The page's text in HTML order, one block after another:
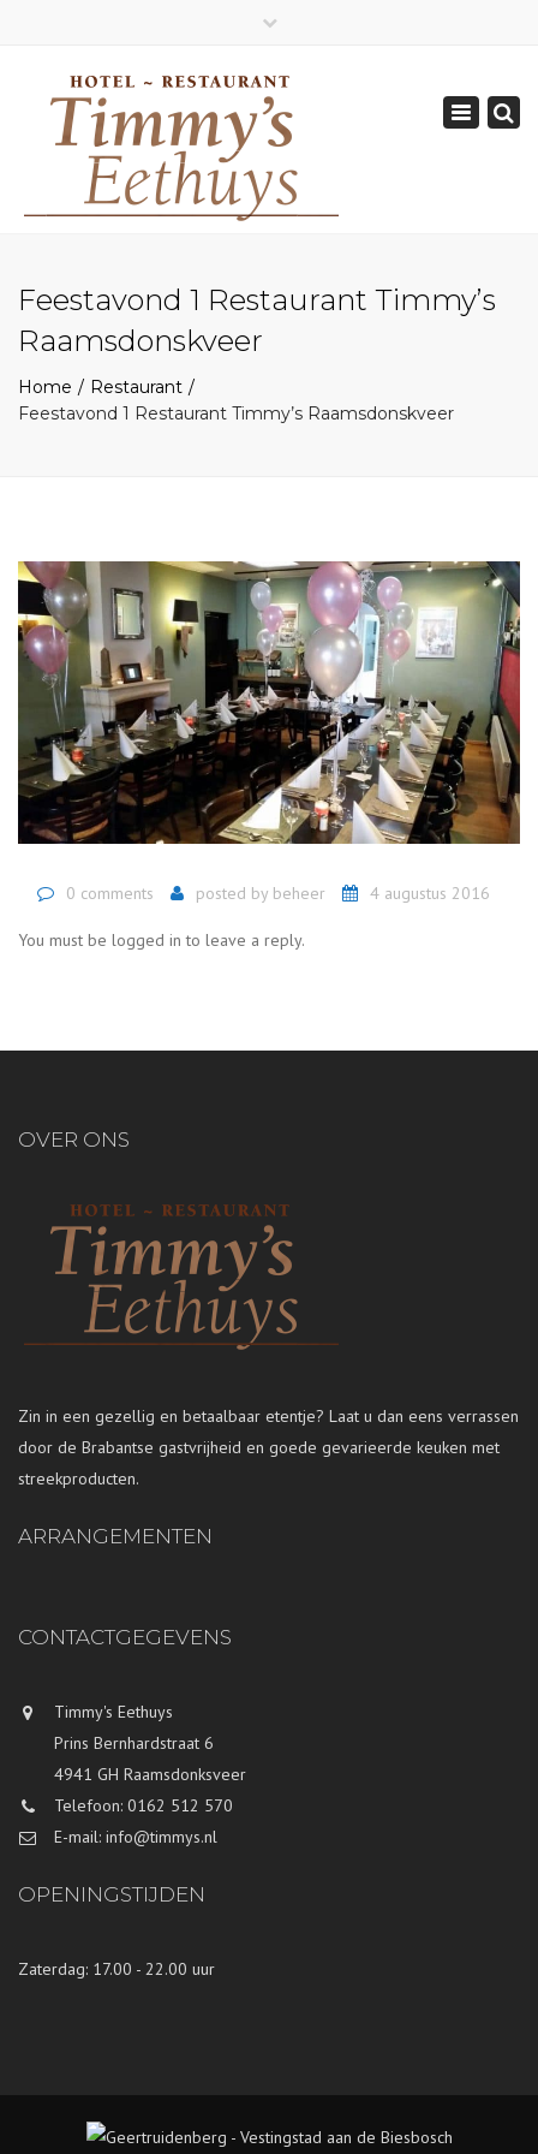
Geopend van Zaterdag: 17.00 - 22.00 uur
0162-512570
info@timmys.nl
Toggle
Feestavond 1 Restaurant Timmy’s
Raamsdonskveer
Home
Restaurant
Feestavond 1 Restaurant Timmy’s Raamsdonskveer
0 comments posted by beheer 4 augustus 2016
You must be logged in to leave a reply.
OVER ONS
Zin in een gezellig en betaalbaar etentje? Laat u dan eens verrassen
door de Brabantse gastvrijheid en goede gevarieerde keuken met
streekproducten.
ARRANGEMENTEN
CONTACTGEGEVENS
Timmy's Eethuys
Prins Bernhardstraat 6
4941 GH Raamsdonksveer
Telefoon: 0162 512 570
E-mail: info@timmys.nl
OPENINGSTIJDEN
Zaterdag: 17.00 - 22.00 uur